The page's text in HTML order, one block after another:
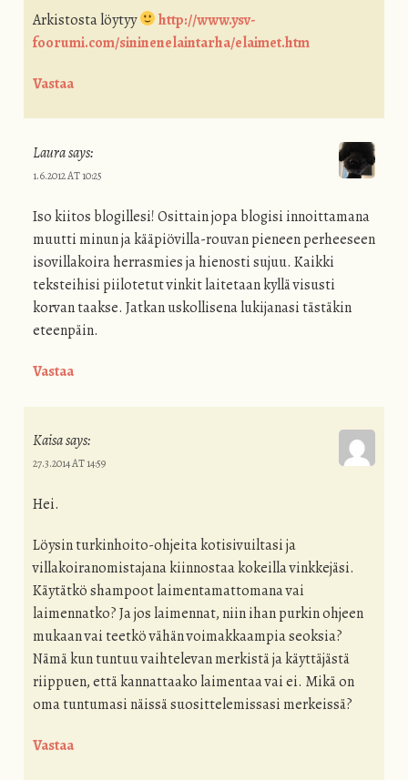
Arkistosta löytyy
http://www.ysv-
foorumi.com/sininenelaintarha/elaimet.htm
Vastaa
Laurasays:
1.6.2012 AT 10:25
Iso kiitos blogillesi! Osittain jopa blogisi innoittamana
muutti minun ja kääpiövilla-rouvan pieneen perheeseen
isovillakoira herrasmies ja hienosti sujuu. Kaikki
teksteihisi piilotetut vinkit laitetaan kyllä visusti
korvan taakse. Jatkan uskollisena lukijanasi tästäkin
eteenpäin.
Vastaa
Kaisasays:
27.3.2014 AT 14:59
Hei.
Löysin turkinhoito-ohjeita kotisivuiltasi ja
villakoiranomistajana kiinnostaa kokeilla vinkkejäsi.
Käytätkö shampoot laimentamattomana vai
laimennatko? Ja jos laimennat, niin ihan purkin ohjeen
mukaan vai teetkö vähän voimakkaampia seoksia?
Nämä kun tuntuu vaihtelevan merkistä ja käyttäjästä
riippuen, että kannattaako laimentaa vai ei. Mikä on
oma tuntumasi näissä suosittelemissasi merkeissä?
Vastaa